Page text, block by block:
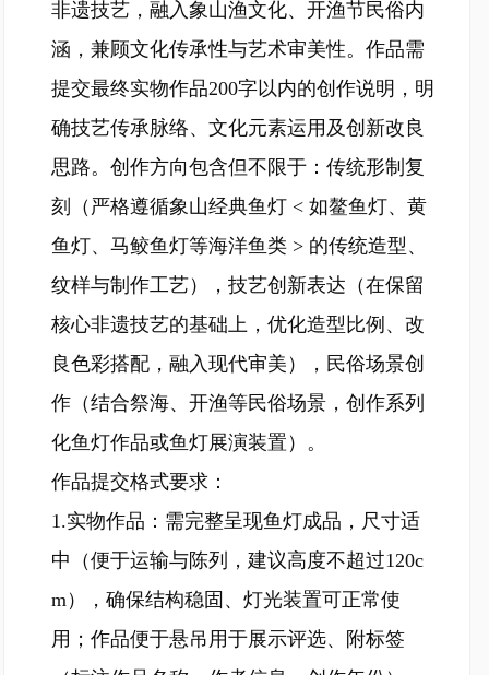
非遗技艺，融入象山渔文化、开渔节民俗内
涵，兼顾文化传承性与艺术审美性。作品需
提交最终实物作品200字以内的创作说明，明
确技艺传承脉络、文化元素运用及创新改良
思路。创作方向包含但不限于：传统形制复
刻（严格遵循象山经典鱼灯 < 如鳌鱼灯、黄
鱼灯、马鲛鱼灯等海洋鱼类 > 的传统造型、
纹样与制作工艺），技艺创新表达（在保留
核心非遗技艺的基础上，优化造型比例、改
良色彩搭配，融入现代审美），民俗场景创
作（结合祭海、开渔等民俗场景，创作系列
化鱼灯作品或鱼灯展演装置）。
作品提交格式要求：
1.实物作品：需完整呈现鱼灯成品，尺寸适
中（便于运输与陈列，建议高度不超过120c
m），确保结构稳固、灯光装置可正常使
用；作品便于悬吊用于展示评选、附标签